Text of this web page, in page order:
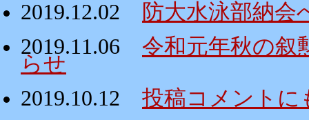
2019.12.02
防大水泳部納会
2019.11.06
令和元年秋の叙
らせ
2019.10.12
投稿コメントに